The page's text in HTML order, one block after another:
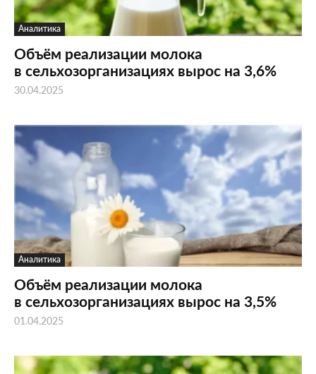
Аналитика
Объём реализации молока
в сельхозорганизациях вырос на 3,6%
30.04.2025
Аналитика
Объём реализации молока
в сельхозорганизациях вырос на 3,5%
01.04.2025